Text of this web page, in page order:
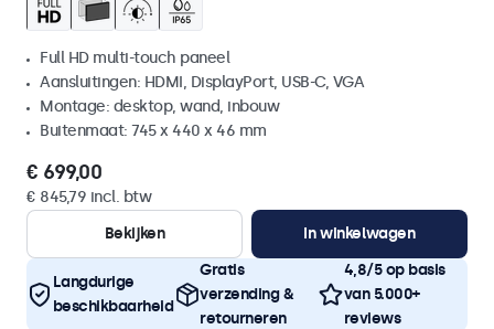
Full HD multi-touch paneel
Aansluitingen: HDMI, DisplayPort, USB-C, VGA
Montage: desktop, wand, inbouw
Buitenmaat: 745 x 440 x 46 mm
€ 699,00
€ 845,79 incl. btw
Bekijken
In winkelwagen
Langdurige
beschikbaarheid
Gratis
verzending &
retourneren
4,8/5 op basis
van 5.000+
reviews